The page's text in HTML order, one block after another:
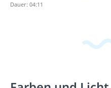
Dauer: 04:11